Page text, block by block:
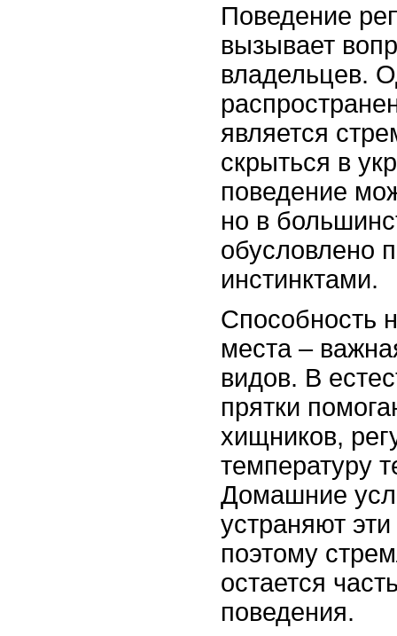
Поведение
вызывает
владельцев.
является
скрыться в
поведение
но в
обусловлено
инстинктами.
Способность
места –
видов. В
прятки
хищников,
температуру
Домашние
устраняют
поэтому
остается
поведения.